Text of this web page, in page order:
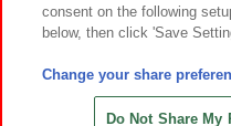
©Bandai
©Bandai
©HANAYASHIKI
consent on the following
below, then click 'Save
Change your share
Do Not Share